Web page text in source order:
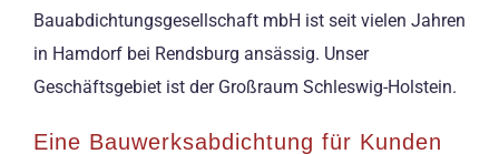
Bauabdichtungsgesellschaft mbH ist seit vielen Jahren
in Hamdorf bei Rendsburg ansässig. Unser
Geschäftsgebiet ist der Großraum Schleswig-Holstein.
Eine Bauwerksabdichtung für Kunden